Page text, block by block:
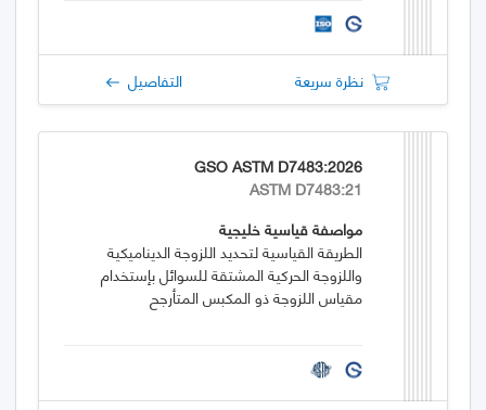
نظرة سريعة التفاصيل
GSO ASTM D7483:2026
ASTM D7483:21
مواصفة قياسية خليجية
الطريقة القياسية لتحديد اللزوجة الديناميكية
واللزوجة الحركية المشتقة للسوائل بإستخدام
مقياس اللزوجة ذو المكبس المتأرجح